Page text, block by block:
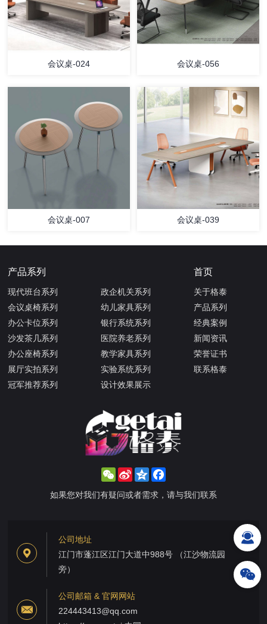
会议桌-024 会议桌-056
会议桌-007 会议桌-039
产品系列
现代班台系列
会议桌椅系列
办公卡位系列
沙发茶几系列
办公座椅系列
展厅实拍系列
冠军推荐系列
政企机关系列
幼儿家具系列
银行系统系列
医院养老系列
教学家具系列
实验系统系列
设计效果展示
首页
关于格泰
产品系列
经典案例
新闻资讯
荣誉证书
联系格泰
WeChat
Sina
Weibo
Qzone
如果您对我们有疑问或者需求，请与我们联系
公司地址
江门市蓬江区江门大道中988号 （江沙物流园
旁）
公司邮箱 & 官网网站
224443413@qq.com